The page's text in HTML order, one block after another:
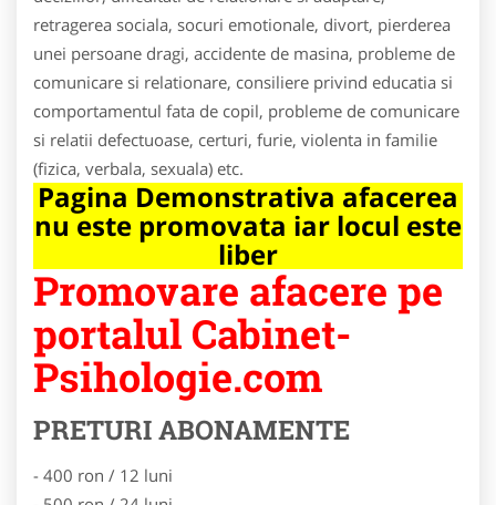
retragerea sociala, socuri emotionale, divort, pierderea
unei persoane dragi, accidente de masina, probleme de
comunicare si relationare, consiliere privind educatia si
comportamentul fata de copil, probleme de comunicare
si relatii defectuoase, certuri, furie, violenta in familie
(fizica, verbala, sexuala) etc.
Pagina Demonstrativa afacerea
nu este promovata iar locul este
liber
Promovare afacere pe
portalul Cabinet-
Psihologie.com
PRETURI ABONAMENTE
- 400 ron / 12 luni